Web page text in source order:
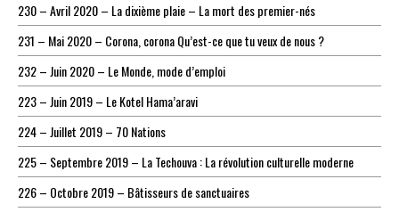
230 – Avril 2020 – La dixième plaie – La mort des premier-nés
231 – Mai 2020 – Corona, corona Qu’est-ce que tu veux de nous ?
232 – Juin 2020 – Le Monde, mode d’emploi
223 – Juin 2019 – Le Kotel Hama’aravi
224 – Juillet 2019 – 70 Nations
225 – Septembre 2019 – La Techouva : La révolution culturelle moderne
226 – Octobre 2019 – Bâtisseurs de sanctuaires